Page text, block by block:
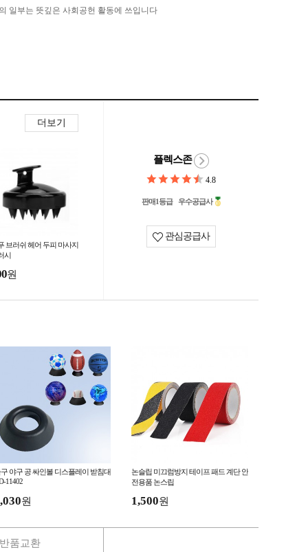
일부는 뜻깊은 사회공헌 활동에 쓰입니다
더보기
브러쉬 헤어 두피 마사지
시
원
플렉스존
4.8
판매1등급 우수공급사
관심공급사
야구 공 싸인볼 디스플레이 받침대
11402
원
논슬립 미끄럼방지 테이프 패드 계단 안
전용품 논스립
1,500원
반품교환